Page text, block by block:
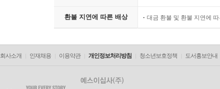
환불 지연에 따른 배상 대금 환불 및 환불 지연에
회사소개 인재채용 이용약관 개인정보처리방침 청소년보호정책 도서홍보안내